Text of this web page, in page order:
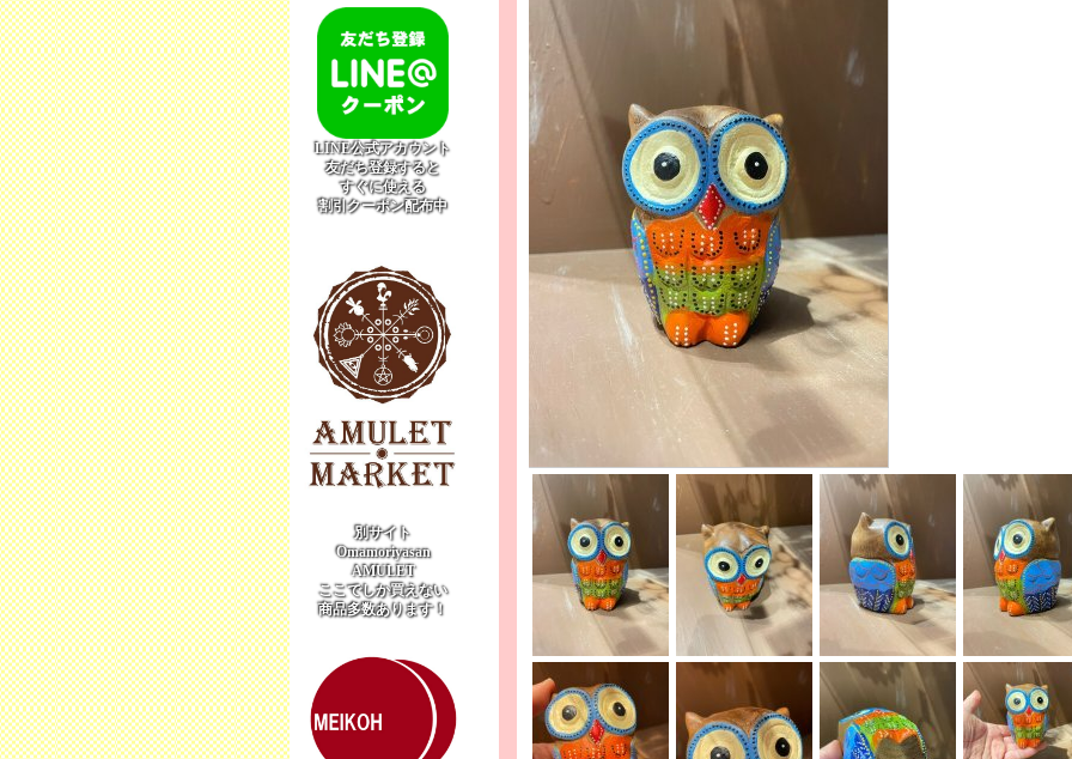
LINE公式アカウント
友だち登録すると
すぐに使える
割引クーポン配布中
別サイト
Omamoriyasan
AMULET
ここでしか買えない
商品多数あります！